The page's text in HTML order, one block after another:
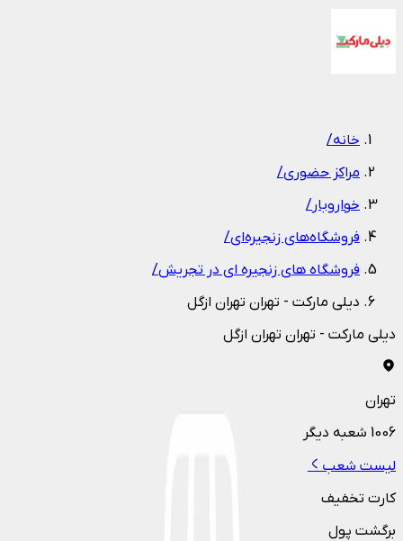
خانه/
مراکز حضوری/
خواروبار/
فروشگاه‌های زنجیره‌ای/
فروشگاه های زنجیره ای در تجریش/
دیلی مارکت - تهران تهران ازگل
دیلی مارکت - تهران تهران ازگل
تهران
1006 شعبه دیگر
لیست شعب
کارت تخفیف
برگشت پول